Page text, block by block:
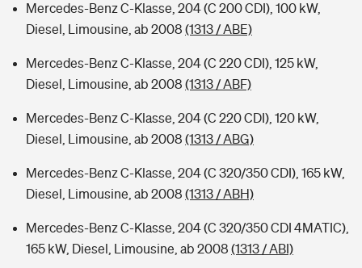
Mercedes-Benz C-Klasse, 204 (C 200 CDI), 100 kW,
Diesel, Limousine, ab 2008 (1313 / ABE)
Mercedes-Benz C-Klasse, 204 (C 220 CDI), 125 kW,
Diesel, Limousine, ab 2008 (1313 / ABF)
Mercedes-Benz C-Klasse, 204 (C 220 CDI), 120 kW,
Diesel, Limousine, ab 2008 (1313 / ABG)
Mercedes-Benz C-Klasse, 204 (C 320/350 CDI), 165 kW,
Diesel, Limousine, ab 2008 (1313 / ABH)
Mercedes-Benz C-Klasse, 204 (C 320/350 CDI 4MATIC),
165 kW, Diesel, Limousine, ab 2008 (1313 / ABI)